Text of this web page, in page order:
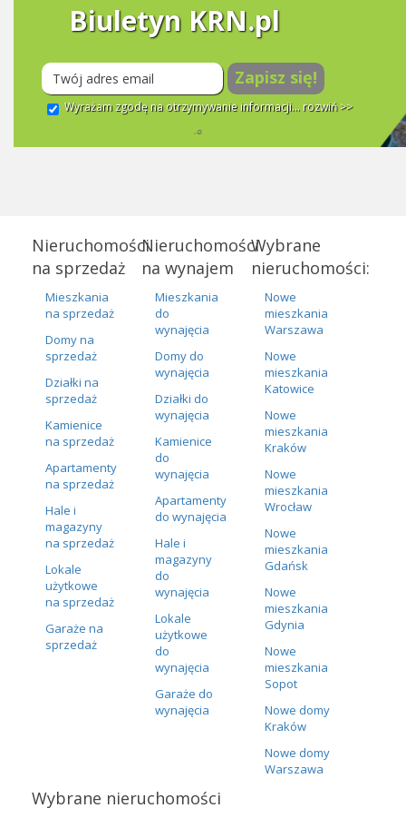
Biuletyn KRN.pl
Zapisz się!
Wyrażam zgodę na otrzymywanie informacji... rozwiń >>
Nieruchomości
na sprzedaż
Mieszkania
na sprzedaż
Domy na
sprzedaż
Działki na
sprzedaż
Kamienice
na sprzedaż
Apartamenty
na sprzedaż
Hale i
magazyny
na sprzedaż
Lokale
użytkowe
na sprzedaż
Garaże na
sprzedaż
Nieruchomości
na wynajem
Mieszkania
do
wynajęcia
Domy do
wynajęcia
Działki do
wynajęcia
Kamienice
do
wynajęcia
Apartamenty
do wynajęcia
Hale i
magazyny
do
wynajęcia
Lokale
użytkowe
do
wynajęcia
Garaże do
wynajęcia
Wybrane
nieruchomości:
Nowe
mieszkania
Warszawa
Nowe
mieszkania
Katowice
Nowe
mieszkania
Kraków
Nowe
mieszkania
Wrocław
Nowe
mieszkania
Gdańsk
Nowe
mieszkania
Gdynia
Nowe
mieszkania
Sopot
Nowe domy
Kraków
Nowe domy
Warszawa
Wybrane nieruchomości